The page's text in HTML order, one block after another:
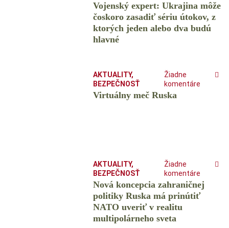
Vojenský expert: Ukrajina môže
čoskoro zasadiť sériu útokov, z
ktorých jeden alebo dva budú
hlavné
AKTUALITY,
BEZPEČNOSŤ
Žiadne
komentáre
Virtuálny meč Ruska
AKTUALITY,
BEZPEČNOSŤ
Žiadne
komentáre
Nová koncepcia zahraničnej
politiky Ruska má prinútiť
NATO uveriť v realitu
multipolárneho sveta